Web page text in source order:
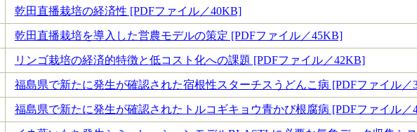
乾田直播栽培の経済性 [PDFファイル／40KB]
乾田直播栽培を導入した営農モデルの策定 [PDFファイル／45KB]
リンゴ栽培の経済的特徴と低コスト化への課題 [PDFファイル／42KB]
福島県で新たに発生が確認された宿根性スターチスうどんこ病 [PDFファイル／
福島県で新たに発生が確認されたトルコギキョウ青かび根腐病 [PDFファイル／